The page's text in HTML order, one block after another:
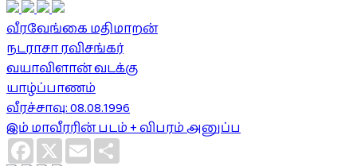
வீரவேங்கை மதிமாறன்
நடராசா ரவிசங்கர்
வயாவிளான் வடக்கு
யாழ்ப்பாணம்
வீரச்சாவு: 08.08.1996
இம் மாவீரரின் படம் + விபரம் அனுப்ப
Facebook
X Email